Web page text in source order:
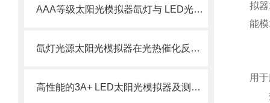
AAA等级太阳光模拟器氙灯与 LED光源对比与选型
氙灯光源太阳光模拟器在光热催化反应器介绍与用途
高性能的3A+ LED太阳光模拟器及测试系统
拟
能
用